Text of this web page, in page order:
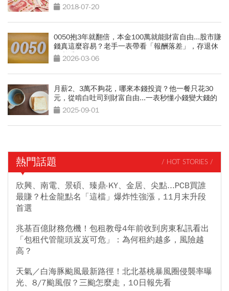
2018-07-20
0050抱3年就翻倍，本金100萬就能財富自由...股市賺
錢真這麼容易？老手一表帶看「報酬落差」，存退休
金必看
2026-03-06
月薪2、3萬不夠花，哪來本錢投資？他一餐只花30
元，從啃白吐司到財富自由...一表秒懂小錢變大錢的
關鍵2025-09-01
熱門話題 / HOT STORIES /
欣興、南電、景碩、臻鼎-KY、金居、尖點...PCB買誰
最賺？杜金龍點名「這檔」爆炸性強漲，11月末升段
首選
兆基百億財務危機！包租教母4年前收到房東私訊看出
「包租代管龍頭岌岌可危」：為何租約越多，風險越
高？
天氣／白海豚颱風最新路徑！北北基桃暴風圈侵襲率曝
光、8/7颱風假？三颱怎麼走，10日報先看